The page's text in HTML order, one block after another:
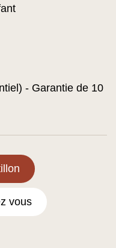
- Garantie de 10
vous